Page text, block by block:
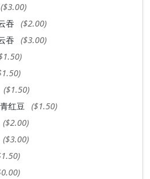
($3.00)
吞
($2.00)
吞
($3.00)
($1.50)
红豆 ($1.50)
($2.00)
($3.00)